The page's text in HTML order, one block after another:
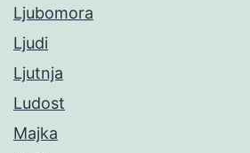
Ljubomora
Ljudi
Ljutnja
Ludost
Majka